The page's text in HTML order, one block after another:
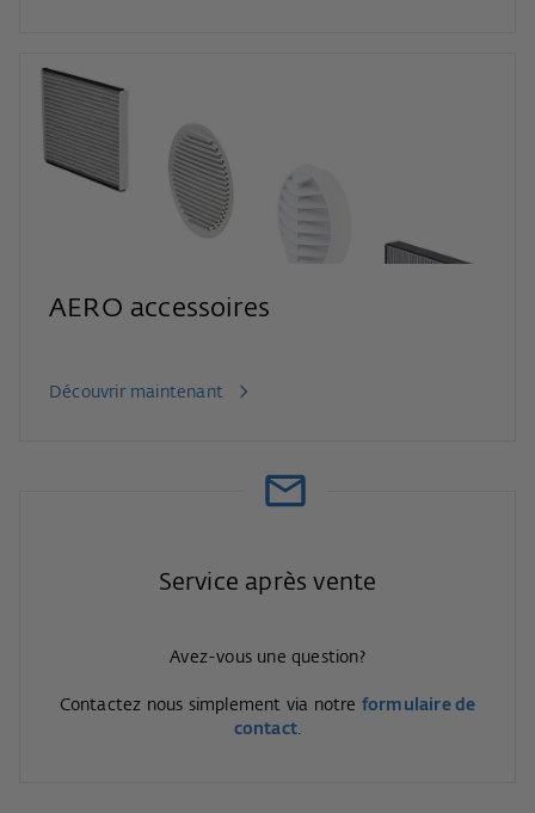
AERO accessoires
Découvrir maintenant
Service après vente
Avez-vous une question?
Contactez nous simplement via notre formulaire de
contact.